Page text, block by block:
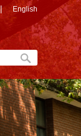
| English